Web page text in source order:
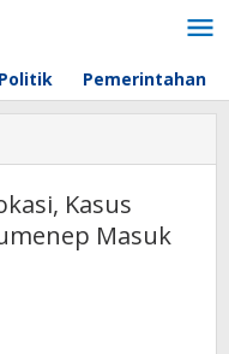
Politik Pemerintahan
Kasus
Masuk